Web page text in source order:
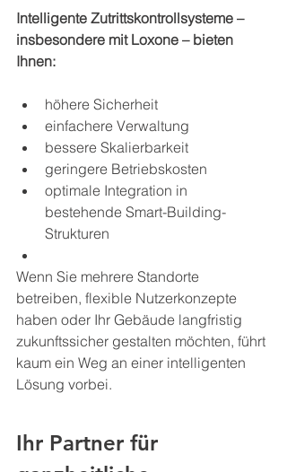
Intelligente Zutrittskontrollsysteme –
insbesondere mit Loxone – bieten
Ihnen:
höhere Sicherheit
einfachere Verwaltung
bessere Skalierbarkeit
geringere Betriebskosten
optimale Integration in
bestehende Smart-Building-
Strukturen
Wenn Sie mehrere Standorte
betreiben, flexible Nutzerkonzepte
haben oder Ihr Gebäude langfristig
zukunftssicher gestalten möchten, führt
kaum ein Weg an einer intelligenten
Lösung vorbei.
Ihr Partner für